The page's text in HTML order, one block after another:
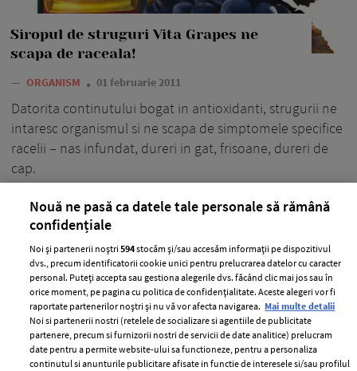
Siropul de struguri Vita Grapes ne
scapa de raceala!
— ORGANISM 01 februarie 2011
Datorita continutului bogat in antioxidanti, strugurii ne
intaresc organismul si ne scapa de simptomele specifice
racelii – nas infundat, dureri in gat, frisoane, dureri de
cap.
Nouă ne pasă ca datele tale personale să rămână
confidențiale
Noi și partenerii noștri594stocăm și/sau accesăm informații pe dispozitivul
dvs., precum identificatorii cookie unici pentru prelucrarea datelor cu caracter
personal. Puteți accepta sau gestiona alegerile dvs. făcând clic mai jos sau în
orice moment, pe pagina cu politica de confidențialitate. Aceste alegeri vor fi
raportate partenerilor noștri și nu vă vor afecta navigarea. Mai multe detalii
Noi si partenerii nostri (retelele de socializare si agentiile de publicitate
partenere, precum si furnizorii nostri de servicii de date analitice) prelucram
date pentru a permite website-ului sa functioneze, pentru a personaliza
continutul si anunturile publicitare afisate in functie de interesele si/sau profilul